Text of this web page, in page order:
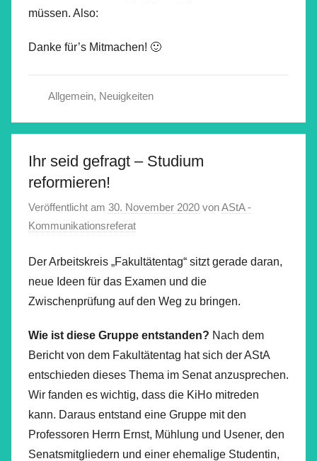
müssen. Also:
Danke für’s Mitmachen! 🙂
Allgemein, Neuigkeiten
Ihr seid gefragt – Studium
reformieren!
Veröffentlicht am 30. November 2020 vonAStA -
Kommunikationsreferat
Der Arbeitskreis „Fakultätentag“ sitzt gerade daran,
neue Ideen für das Examen und die
Zwischenprüfung auf den Weg zu bringen.
Wie ist diese Gruppe entstanden? Nach dem
Bericht von dem Fakultätentag hat sich der AStA
entschieden dieses Thema im Senat anzusprechen.
Wir fanden es wichtig, dass die KiHo mitreden
kann. Daraus entstand eine Gruppe mit den
Professoren Herrn Ernst, Mühlung und Usener, den
Senatsmitgliedern und einer ehemalige Studentin,